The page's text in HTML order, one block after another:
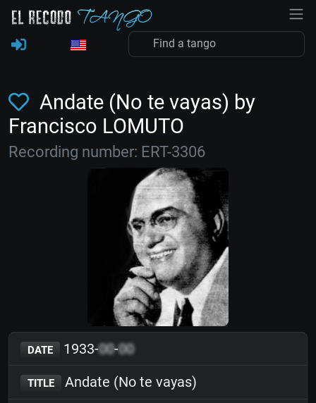
Andate (No te vayas) by
Francisco LOMUTO
Recording number: ERT-3306
DATE 1933-00-00
TITLE Andate (No te vayas)